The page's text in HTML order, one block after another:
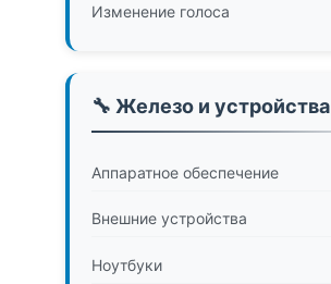
Изменение голоса
🔧 Железо и устройства
Аппаратное обеспечение
Внешние устройства
Ноутбуки